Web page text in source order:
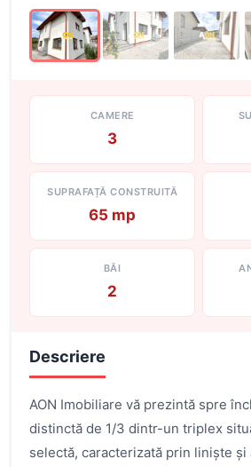
CAMERE
3
SUPRAFAȚĂ CONSTRUITĂ
65 mp
BĂI
2
Descriere
AON Imobiliare vă prezintă spre
distinctă de 1/3 dintr-un triplex
selectă, caracterizată prin liniște și